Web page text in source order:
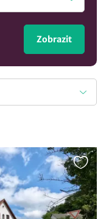
Zobrazit